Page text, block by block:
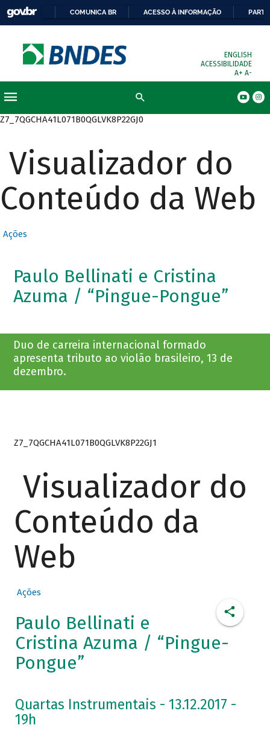
COMUNICA BR ACESSO À INFORMAÇÃO
ENGLISH
ACESSIBILIDADE
A+ A-
Z7_7QGCHA41L071B0QGLVK8P22GJ0
Visualizador do
Conteúdo da Web
Ações
Paulo Bellinati e Cristina
Azuma / “Pingue-Pongue”
Duo de carreira internacional formado
apresenta tributo ao violão brasileiro, 13 de
dezembro.
Z7_7QGCHA41L071B0QGLVK8P22GJ1
Visualizador do
Conteúdo da
Web
Ações
Paulo Bellinati e
Cristina Azuma / “Pingue-
Pongue”
Quartas Instrumentais - 13.12.2017 -
19h